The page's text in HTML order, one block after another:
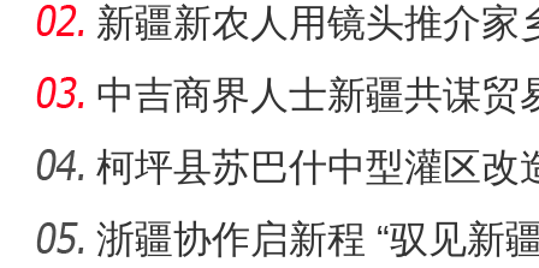
新疆新农人用镜头推介家
兴
中吉商界人士新疆共谋贸
柯坪县苏巴什中型灌区改
浙疆协作启新程 “驭见新